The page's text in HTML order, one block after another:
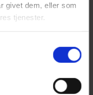
givet dem, eller som
tjenester.